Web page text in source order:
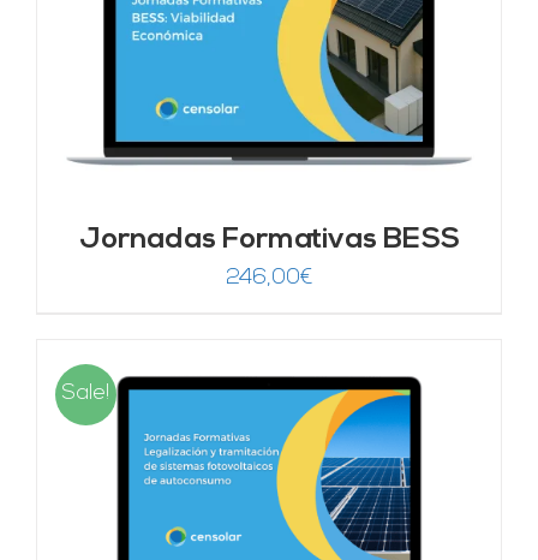
Jornadas Formativas BESS
246,00€
Sale!